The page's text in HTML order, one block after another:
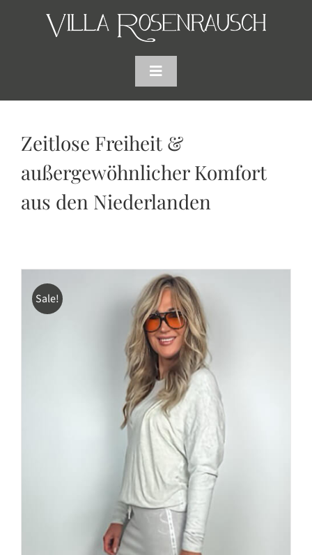
Toggle
Navigation
SHOP
AKTUELLES
SUCHE
Zeitlose Freiheit &
außergewöhnlicher Komfort
aus den Niederlanden
Sale!